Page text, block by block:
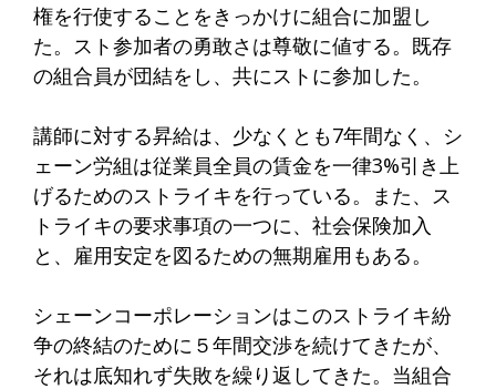
権を行使することをきっかけに組合に加盟し
た。スト参加者の勇敢さは尊敬に値する。既存
の組合員が団結をし、共にストに参加した。
講師に対する昇給は、少なくとも7年間なく、シ
ェーン労組は従業員全員の賃金を一律3%引き上
げるためのストライキを行っている。また、ス
トライキの要求事項の一つに、社会保険加入
と、雇用安定を図るための無期雇用もある。
シェーンコーポレーションはこのストライキ紛
争の終結のために５年間交渉を続けてきたが、
それは底知れず失敗を繰り返してきた。当組合